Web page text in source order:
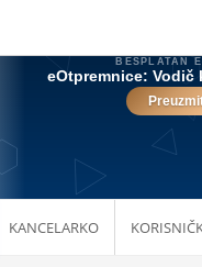
KANCELARKO